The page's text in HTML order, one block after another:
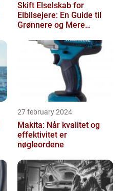
Skift Elselskab for
Elbilsejere: En Guide til
Grønnere og Mere
27 february 2024
Makita: Når kvalitet og
effektivitet er
nøgleordene